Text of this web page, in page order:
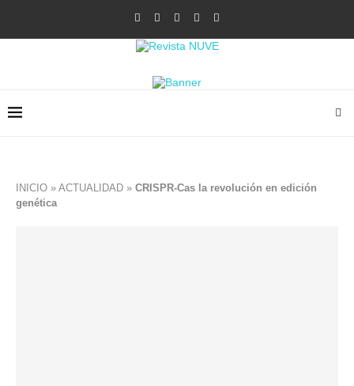
INICIO » ACTUALIDAD » CRISPR-Cas la revolución en edición
genética